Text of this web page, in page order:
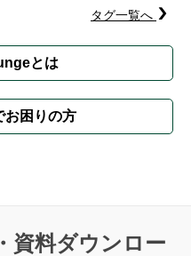
タグ一覧へ
とは
お困りの方
資料ダウンロー